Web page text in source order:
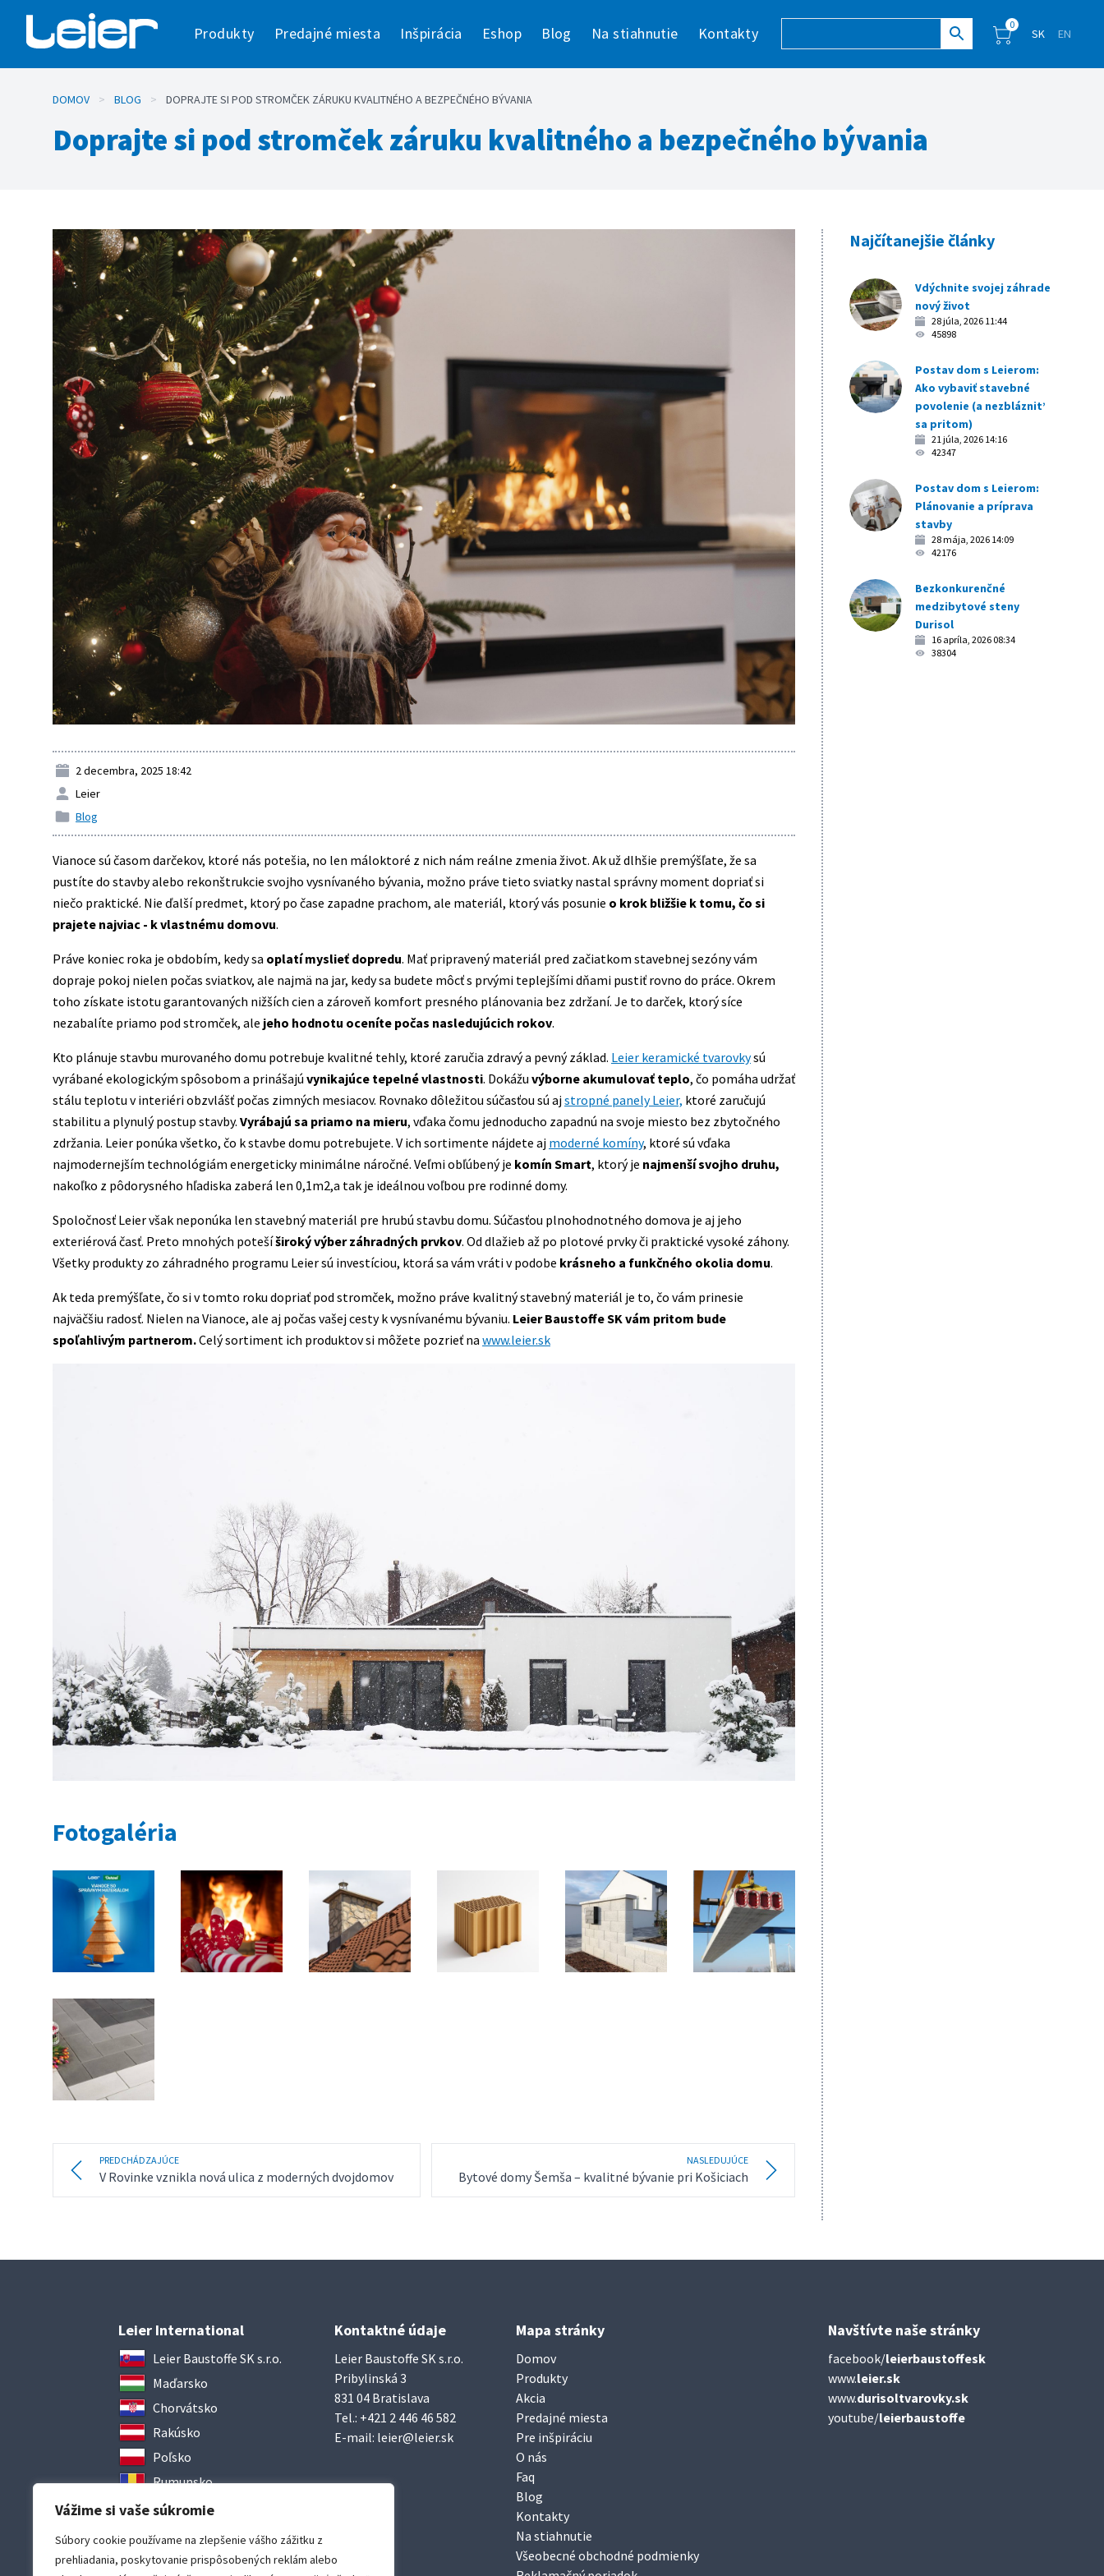
Vážime si vaše súkromie
Súbory cookie používame na zlepšenie vášho zážitku z
prehliadania, poskytovanie prispôsobených reklám alebo
Produkty Predajné miesta Inšpirácia Eshop Blog Na stiahnutie Kontakty 0
SK EN
DOMOV > BLOG > DOPRAJTE SI POD STROMČEK ZÁRUKU KVALITNÉHO A BEZPEČNÉHO BÝVANIA
Doprajte si pod stromček záruku kvalitného a bezpečného bývania
2 decembra, 2025 18:42
Leier
Blog
Vianoce sú časom darčekov, ktoré nás potešia, no len máloktoré z nich nám reálne zmenia život. Ak už dlhšie premýšľate, že sa
pustíte do stavby alebo rekonštrukcie svojho vysnívaného bývania, možno práve tieto sviatky nastal správny moment dopriať si
niečo praktické. Nie ďalší predmet, ktorý po čase zapadne prachom, ale materiál, ktorý vás posunie o krok bližšie k tomu, čo si
prajete najviac - k vlastnému domovu.
Práve koniec roka je obdobím, kedy sa oplatí myslieť dopredu. Mať pripravený materiál pred začiatkom stavebnej sezóny vám
dopraje pokoj nielen počas sviatkov, ale najmä na jar, kedy sa budete môcť s prvými teplejšími dňami pustiť rovno do práce. Okrem
toho získate istotu garantovaných nižších cien a zároveň komfort presného plánovania bez zdržaní. Je to darček, ktorý síce
nezabalíte priamo pod stromček, ale jeho hodnotu oceníte počas nasledujúcich rokov.
Kto plánuje stavbu murovaného domu potrebuje kvalitné tehly, ktoré zaručia zdravý a pevný základ. Leier keramické tvarovkysú
vyrábané ekologickým spôsobom a prinášajú vynikajúce tepelné vlastnosti. Dokážu výborne akumulovať teplo, čo pomáha udržať
stálu teplotu v interiéri obzvlášť počas zimných mesiacov. Rovnako dôležitou súčasťou sú ajstropné panely Leier, ktoré zaručujú
stabilitu a plynulý postup stavby. Vyrábajú sa priamo na mieru, vďaka čomu jednoducho zapadnú na svoje miesto bez zbytočného
zdržania. Leier ponúka všetko, čo k stavbe domu potrebujete. V ich sortimente nájdete aj moderné komíny, ktoré sú vďaka
najmodernejším technológiám energeticky minimálne náročné. Veľmi obľúbený je komín Smart, ktorý je najmenší svojho druhu,
nakoľko z pôdorysného hľadiska zaberá len 0,1m2,a tak je ideálnou voľbou pre rodinné domy.
Spoločnosť Leier však neponúka len stavebný materiál pre hrubú stavbu domu. Súčasťou plnohodnotného domova je aj jeho
exteriérová časť. Preto mnohých potešíširoký výber záhradných prvkov. Od dlažieb až po plotové prvky či praktické vysoké záhony.
Všetky produkty zo záhradného programu Leier sú investíciou, ktorá sa vám vráti v podobe krásneho a funkčného okolia domu.
Ak teda premýšľate, čo si v tomto roku dopriať pod stromček, možno práve kvalitný stavebný materiál je to, čo vám prinesie
najväčšiu radosť. Nielen na Vianoce, ale aj počas vašej cesty k vysnívanému bývaniu. Leier Baustoffe SK vám pritom bude
spoľahlivým partnerom.Celý sortiment ich produktov si môžete pozrieť na www.leier.sk
Fotogaléria
PREDCHÁDZAJÚCE
V Rovinke vznikla nová ulica z moderných dvojdomov
NASLEDUJÚCE
Bytové domy Šemša – kvalitné bývanie pri Košiciach
Najčítanejšie články
Vdýchnite svojej záhrade
nový život
28 júla, 2026 11:44
45898
Postav dom s Leierom:
Ako vybaviť stavebné
povolenie (a nezbláznit’
sa pritom)
21 júla, 2026 14:16
42347
Postav dom s Leierom:
Plánovanie a príprava
stavby
28 mája, 2026 14:09
42176
Bezkonkurenčné
medzibytové steny
Durisol
16 apríla, 2026 08:34
38304
Leier International
Leier Baustoffe SK s.r.o.
Maďarsko
Chorvátsko
Rakúsko
Poľsko
Rumunsko
Ukrajina
Kontaktné údaje
Leier Baustoffe SK s.r.o.
Pribylinská 3
831 04 Bratislava
Tel.: +421 2 446 46 582
E-mail: leier@leier.sk
Mapa stránky
Domov
Produkty
Akcia
Predajné miesta
Pre inšpiráciu
O nás
Faq
Blog
Kontakty
Na stiahnutie
Všeobecné obchodné podmienky
Navštívte naše stránky
facebook/leierbaustoffesk
www.leier.sk
www.durisoltvarovky.sk
youtube/leierbaustoffe